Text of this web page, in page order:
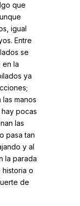
que
igual
Entre
se
en la
ya
manos
pocas
las
pasa tan
y al
la parada
o
de